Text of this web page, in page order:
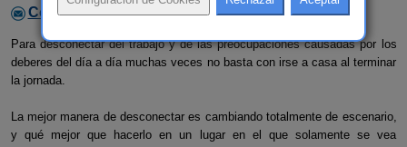
Contactar con el alojamiento
Para desconectar del trabajo y de las preocupaciones causadas por los
deberes del día a día muchas veces no basta con irse a casa al terminar
la jornada.
La mejor manera de desconectar es cambiando totalmente de escenario,
y qué mejor que hacerlo en un lugar en el que solamente se vea